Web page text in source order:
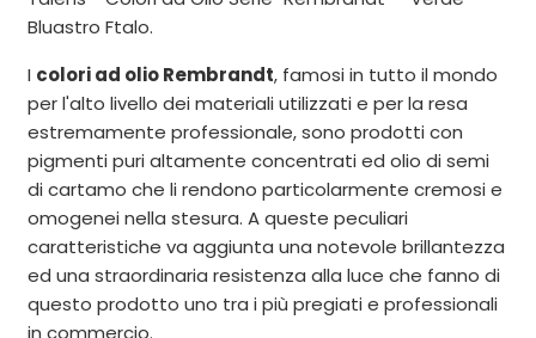
Bluastro Ftalo.
I colori ad olio Rembrandt, famosi in tutto il mondo
per l'alto livello dei materiali utilizzati e per la resa
estremamente professionale, sono prodotti con
pigmenti puri altamente concentrati ed olio di semi
di cartamo che li rendono particolarmente cremosi e
omogenei nella stesura. A queste peculiari
caratteristiche va aggiunta una notevole brillantezza
ed una straordinaria resistenza alla luce che fanno di
questo prodotto uno tra i più pregiati e professionali
in commercio.